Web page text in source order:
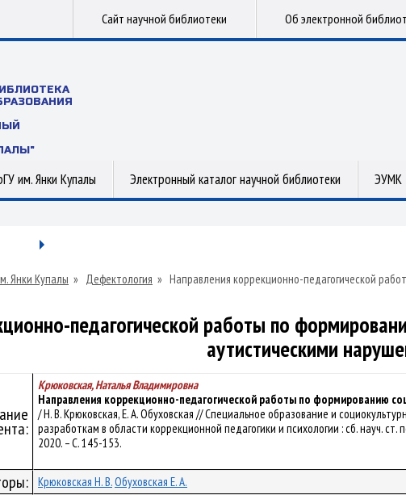
Сайт научной библиотеки Об электронной
им. Янки Купалы Электронный каталог научной библиотеки ЭУМК
Янки Купалы » Дефектология » Направления коррекционно-педагогической
педагогической работы по
аутистическими
Крюковская, Наталья Владимировна
Направления коррекционно-педагогической работы по формированию
/ Н. В. Крюковская, Е. А. Обуховская // Специальное образование и
разработкам в области коррекционной педагогики и психологии : сб. науч.
2020. – С. 145-153.
Крюковская Н. В.Обуховская Е. А.